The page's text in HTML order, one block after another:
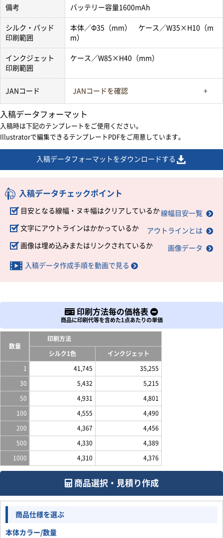
備考 バッテリー容量1600mAh
シルク・パッド
印刷範囲
本体／Φ35（mm） ケース／W35×H10（m
m）
インクジェット
印刷範囲
ケース／W85×H40（mm）
JANコード JANコードを確認
入稿データフォーマット
入稿時は下記のテンプレートをご使用ください。
Illustratorで編集できるテンプレートPDFをご用意しています。
入稿データフォーマットをダウンロードする
入稿データチェックポイント
目安となる線幅・ヌキ幅はクリアしているか線幅目安一覧
文字にアウトラインはかかっているか アウトラインとは
画像は埋め込みまたはリンクされているか 画像データ
入稿データ作成手順を動画で見る
印刷方法毎の価格表
商品に印刷代等を含めた1点あたりの単価
数量
印刷方法
シルク1色 インクジェット
1 41,745 35,255
30 5,432 5,215
50 4,931 4,801
100 4,555 4,490
200 4,367 4,456
500 4,330 4,389
1000 4,310 4,376
商品選択・見積り作成
商品仕様を選ぶ
本体カラー/数量